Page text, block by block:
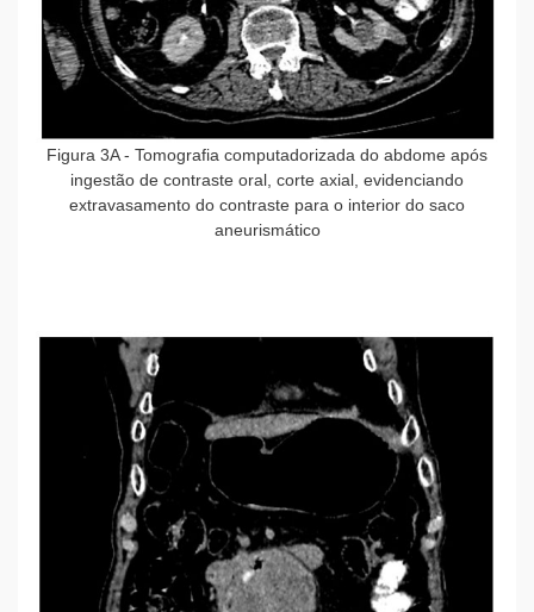
Figura 3A- Tomografia computadorizada do abdome após
ingestão de contraste oral, corte axial, evidenciando
extravasamento do contraste para o interior do saco
aneurismático